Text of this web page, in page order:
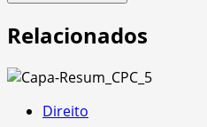
Relacionados
Direito